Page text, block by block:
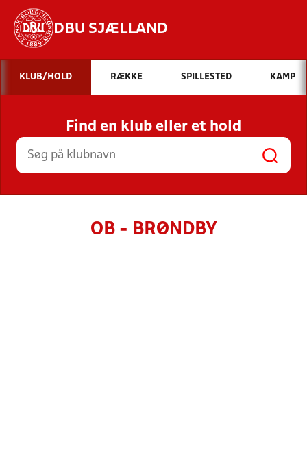
DBU SJÆLLAND
Hvad vil du søge efter?
INDHOLD OG NYHEDER
STILLINGER, RESULTATER, KLUBBER OG
HOLD
KLUB/HOLD RÆKKE SPILLESTED KAMP
Find en klub eller et hold
OB - BRØNDBY